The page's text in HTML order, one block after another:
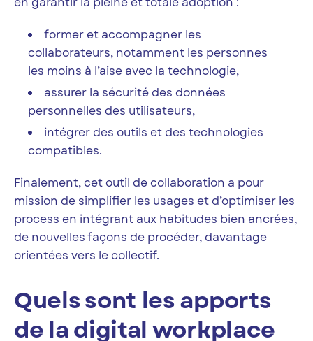
former et accompagner les
collaborateurs, notamment les personnes
les moins à l’aise avec la technologie,
assurer la sécurité des données
personnelles des utilisateurs,
intégrer des outils et des technologies
compatibles.
Finalement, cet outil de collaboration a pour
mission de simplifier les usages et d’optimiser les
process en intégrant aux habitudes bien ancrées,
de nouvelles façons de procéder, davantage
orientées vers le collectif.
Quels sont les apports
de la digital workplace